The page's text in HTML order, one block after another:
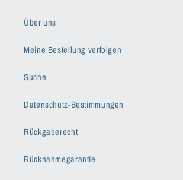
Über uns
Meine Bestellung verfolgen
Suche
Datenschutz-Bestimmungen
Rückgaberecht
Rücknahmegarantie